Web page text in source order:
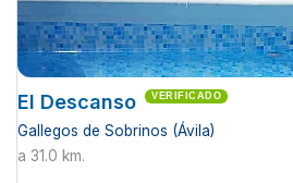
El Descanso VERIFICADO
Gallegos de Sobrinos (Ávila)
a 31.0 km.